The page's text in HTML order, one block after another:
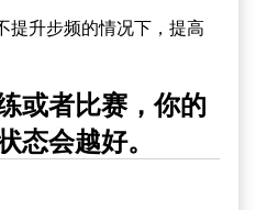
提升步频的情况下，提高
或者比赛，你的
态会越好。